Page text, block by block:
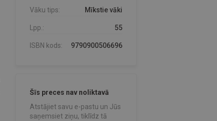
Vāku tips: Mīkstie vāki
Lpp.: 55
ISBN kods: 9790900506696
Šīs preces nav noliktavā
Atstājiet savu e-pastu un Jūs
saņemsiet ziņu, tiklīdz tā